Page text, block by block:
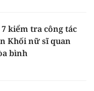
kiểm tra công tác
Khối nữ sĩ quan
bình